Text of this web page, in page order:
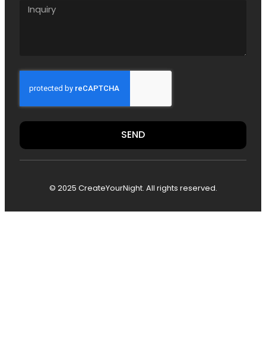
SEND
© 2025 CreateYourNight. All rights reserved.